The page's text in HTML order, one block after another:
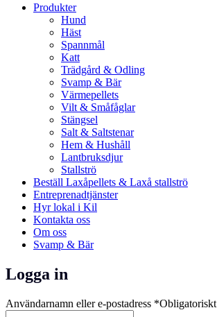
Produkter
Hund
Häst
Spannmål
Katt
Trädgård & Odling
Svamp & Bär
Värmepellets
Vilt & Småfåglar
Stängsel
Salt & Saltstenar
Hem & Hushåll
Lantbruksdjur
Stallströ
Beställ Laxåpellets & Laxå stallströ
Entreprenadtjänster
Hyr lokal i Kil
Kontakta oss
Om oss
Svamp & Bär
Logga in
Användarnamn eller e-postadress *Obligatoriskt